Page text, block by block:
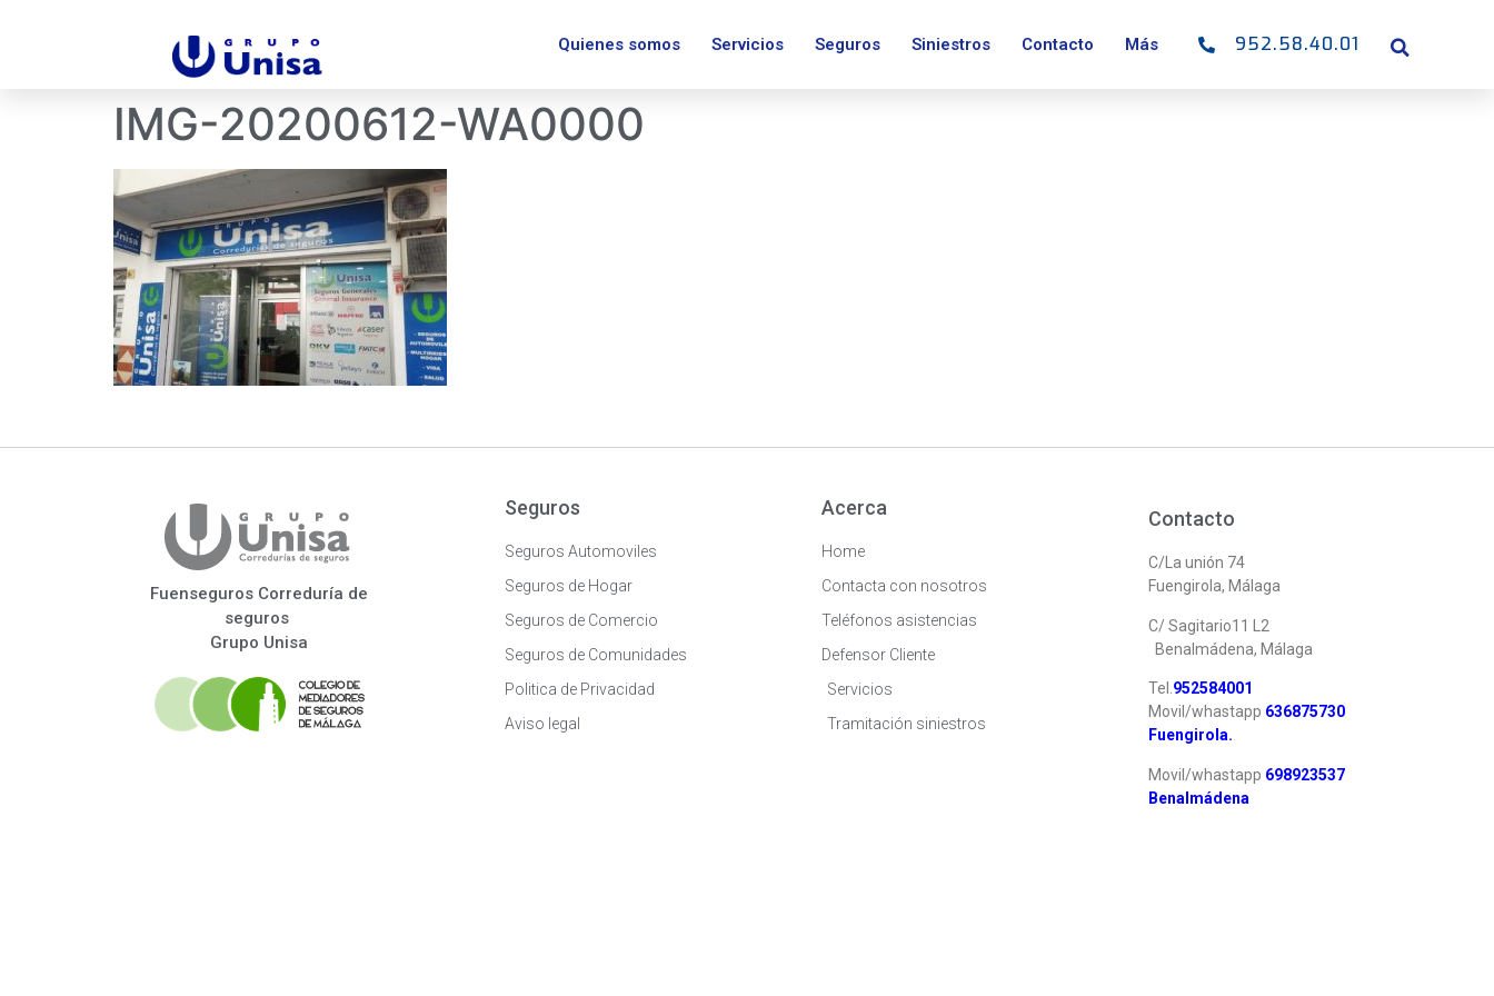
Quienes somos Servicios Seguros Siniestros Contacto Más 952.58.40.01
IMG-20200612-WA0000
Fuenseguros Correduría de
seguros
Grupo Unisa
Seguros
Seguros Automoviles
Seguros de Hogar
Seguros de Comercio
Seguros de Comunidades
Politica de Privacidad
Aviso legal
Acerca
Home
Contacta con nosotros
Teléfonos asistencias
Defensor Cliente
Servicios
Tramitación siniestros
Contacto
C/La unión 74
Fuengirola, Málaga
C/ Sagitario11 L2
Benalmádena, Málaga
Tel. 952584001
Movil/whastapp 636875730
Fuengirola.
Movil/whastapp 698923537
Benalmádena